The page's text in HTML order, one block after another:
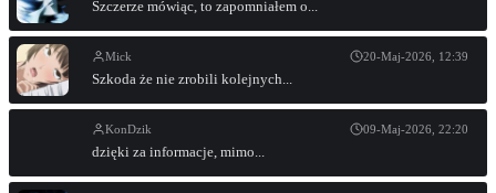
Szczerze mówiąc, to zapomniałem o...
Mick 20-Maj-2026, 12:39
Szkoda że nie zrobili kolejnych...
KonDzik 09-Maj-2026, 22:20
dzięki za informacje, mimo...